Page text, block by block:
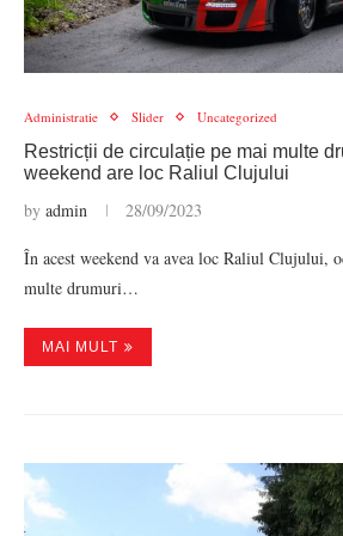
Administratie Slider Uncategorized
Restricții de circulație pe mai multe
weekend are loc Raliul Clujului
by admin 28/09/2023
În acest weekend va avea loc Raliul Clujului,
multe drumuri…
MAI MULT